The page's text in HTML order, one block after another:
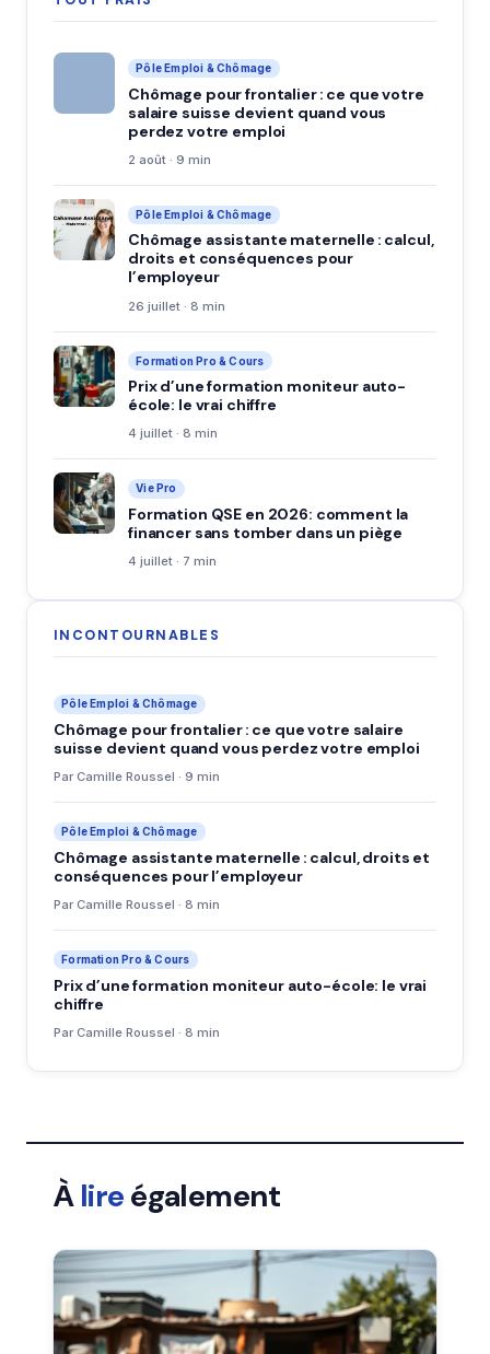
Pôle Emploi & Chômage
Chômage pour frontalier : ce que votre
salaire suisse devient quand vous
perdez votre emploi
2 août · 9 min
Pôle Emploi & Chômage
Chômage assistante maternelle : calcul,
droits et conséquences pour
l’employeur
26 juillet · 8 min
Formation Pro & Cours
Prix d’une formation moniteur auto-
école: le vrai chiffre
4 juillet · 8 min
Vie Pro
Formation QSE en 2026: comment la
financer sans tomber dans un piège
4 juillet · 7 min
INCONTOURNABLES
Pôle Emploi & Chômage
Chômage pour frontalier : ce que votre salaire
suisse devient quand vous perdez votre emploi
Par Camille Roussel · 9 min
Pôle Emploi & Chômage
Chômage assistante maternelle : calcul, droits et
conséquences pour l’employeur
Par Camille Roussel · 8 min
Formation Pro & Cours
Prix d’une formation moniteur auto-école: le vrai
chiffre
Par Camille Roussel · 8 min
Àlireégalement